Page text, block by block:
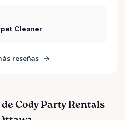
Cleaner
reseñas
Cody Party Rentals